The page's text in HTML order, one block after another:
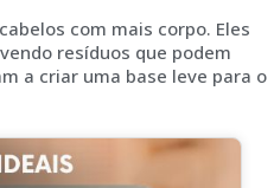
com mais corpo. Eles
resíduos que podem
a criar uma base leve para o